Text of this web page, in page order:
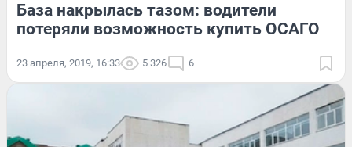
База накрылась тазом: водители
потеряли возможность купить ОСАГО
23 апреля, 2019, 16:33 5 326 6